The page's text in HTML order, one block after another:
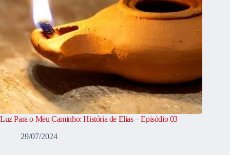
Luz Para o Meu Caminho: História de Elias – Episódio 03
29/07/2024